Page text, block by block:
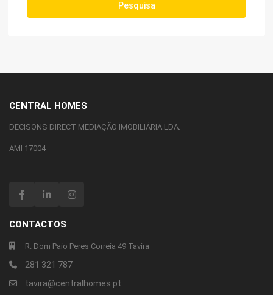
Pesquisa
CENTRAL HOMES
DECISONS DIRECT MEDIAÇÃO IMOBILIÁRIA LDA.
AMI 17004
CONTACTOS
R. Dom Paio Peres Correia 49 Tavira
281 321 787
tavira@centralhomes.pt